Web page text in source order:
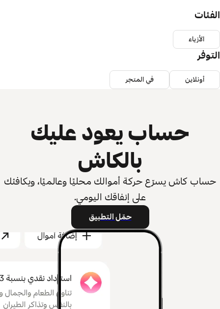
الفئات
الأزياء
التوفر
أونلاين في المتجر
حساب يعود عليك
بالكاش
حساب كاش يسرّع حركة أموالك محليًا وعالميًا، ويكافئك
على إنفاقك اليومي.
حمّل التطبيق